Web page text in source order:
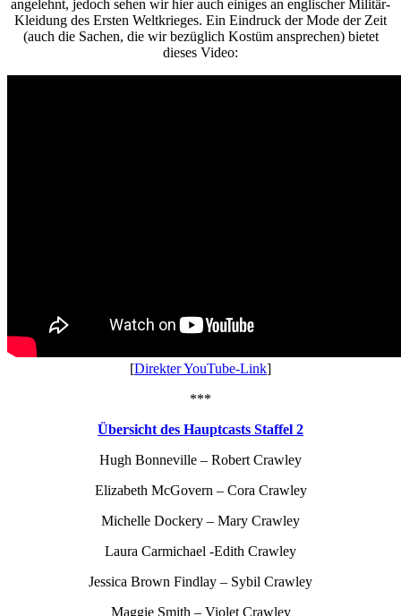
angelehnt, jedoch sehen wir hier auch einiges an englischer Militär-
Kleidung des Ersten Weltkrieges. Ein Eindruck der Mode der Zeit
(auch die Sachen, die wir bezüglich Kostüm ansprechen) bietet
dieses Video:
[Direkter YouTube-Link]
***
Übersicht des Hauptcasts Staffel 2
Hugh Bonneville – Robert Crawley
Elizabeth McGovern – Cora Crawley
Michelle Dockery – Mary Crawley
Laura Carmichael -Edith Crawley
Jessica Brown Findlay – Sybil Crawley
Maggie Smith – Violet Crawley